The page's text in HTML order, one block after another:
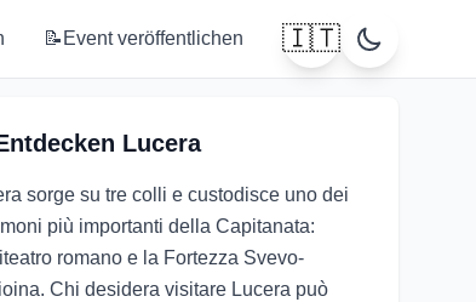
📝 Event veröffentlichen 🇮🇹
Lucera
sorge su tre colli e custodisce uno dei
più importanti della Capitanata:
romano e la Fortezza Svevo-
Chi desidera visitare Lucera può